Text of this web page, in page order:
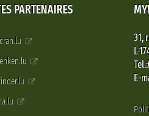
PARTENAIRES
31,
L-
E-